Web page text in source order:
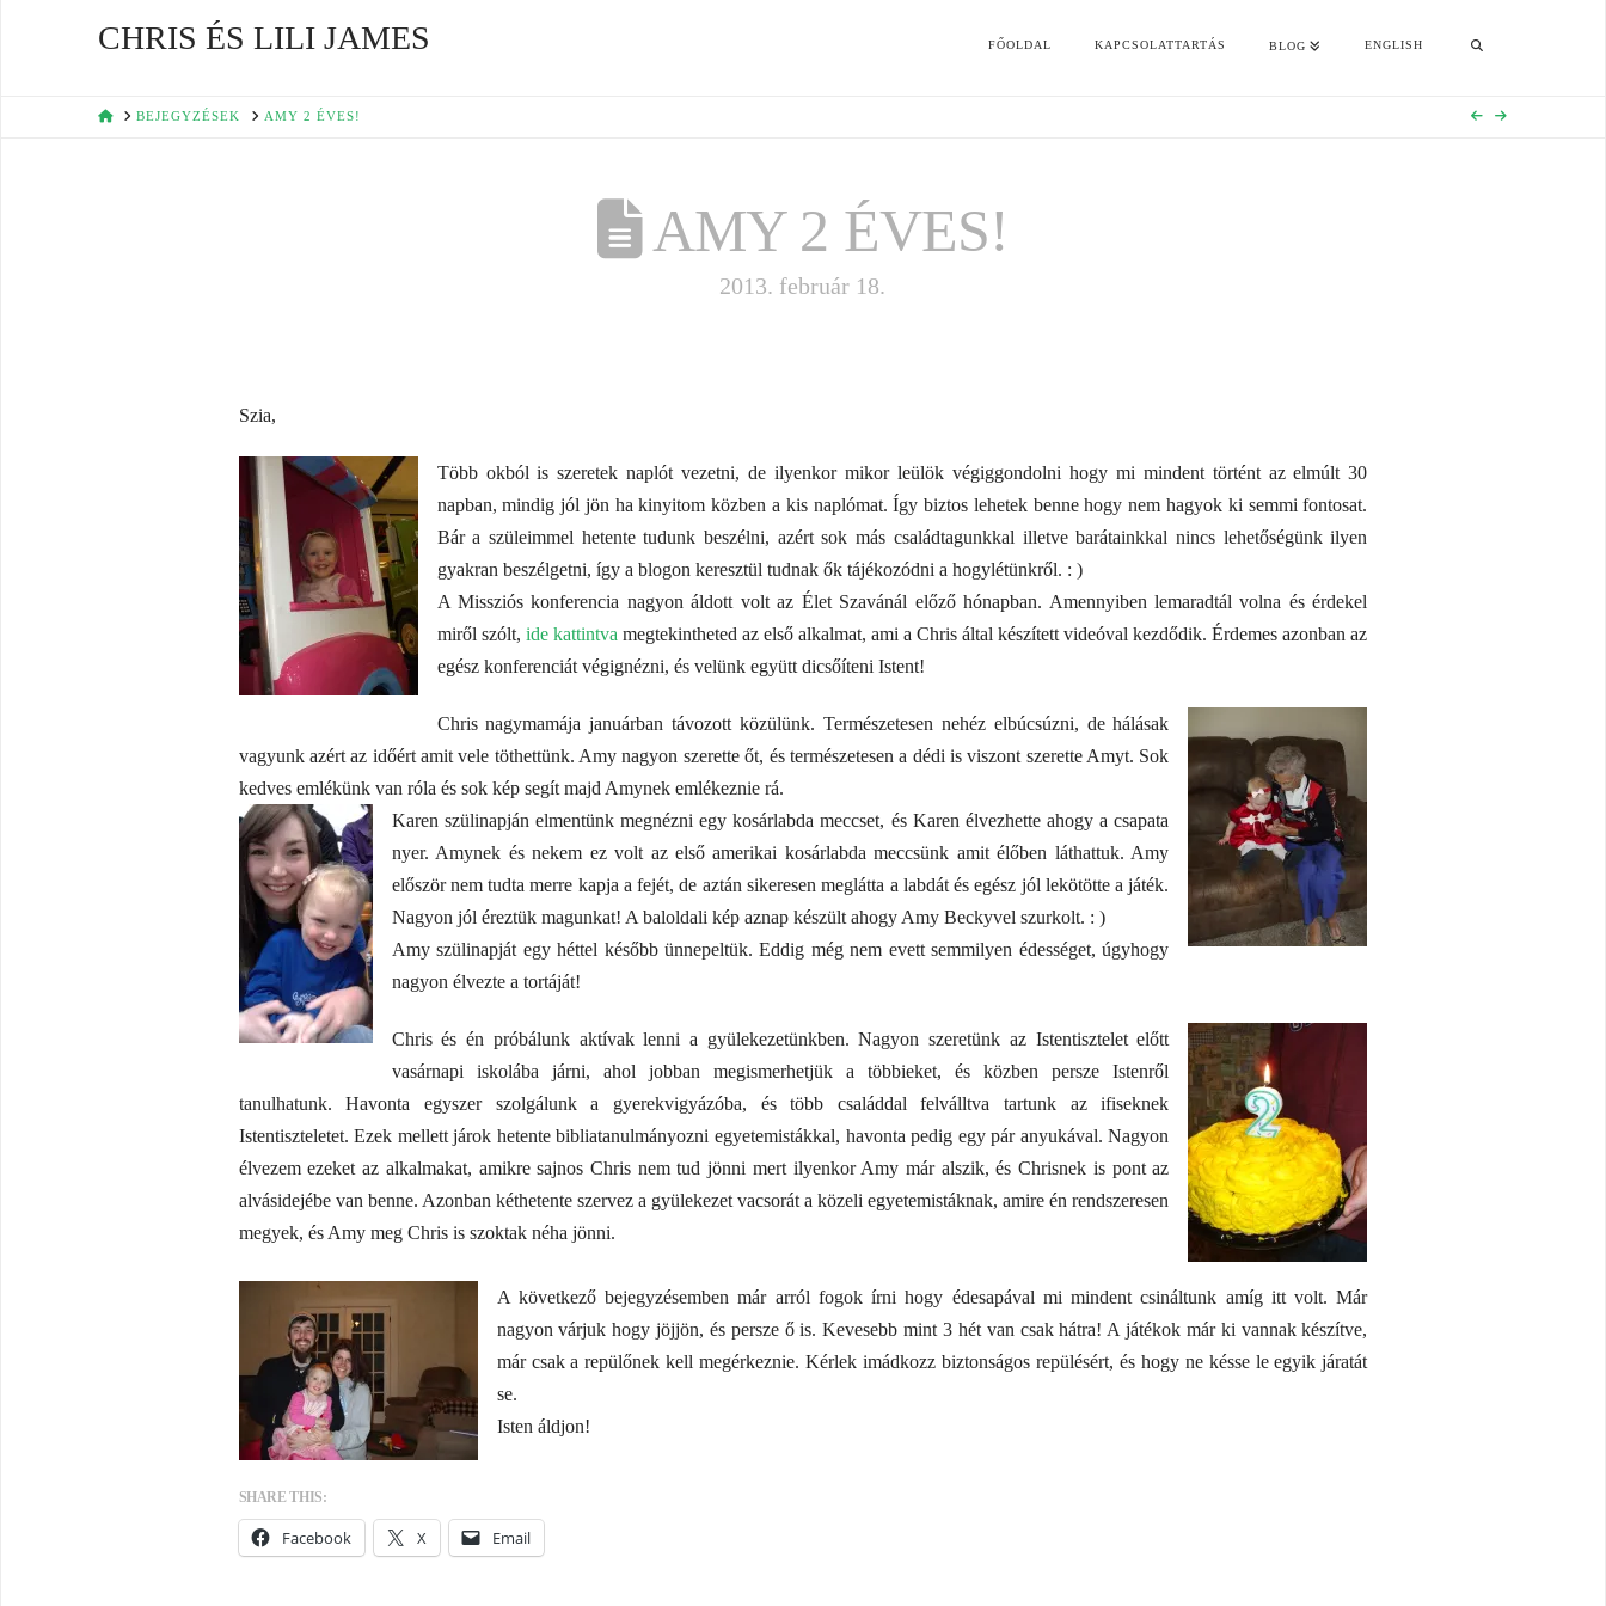
CHRIS ÉS LILI JAMES FŐOLDAL KAPCSOLATTARTÁS BLOG ENGLISH
HOMEBEJEGYZÉSEK AMY 2 ÉVES!
AMY 2 ÉVES!
2013. február 18.
Szia,
Több okból is szeretek naplót vezetni, de ilyenkor mikor leülök végiggondolni hogy mi mindent történt az elmúlt 30
napban, mindig jól jön ha kinyitom közben a kis naplómat. Így biztos lehetek benne hogy nem hagyok ki semmi fontosat.
Bár a szüleimmel hetente tudunk beszélni, azért sok más családtagunkkal illetve barátainkkal nincs lehetőségünk ilyen
gyakran beszélgetni, így a blogon keresztül tudnak ők tájékozódni a hogylétünkről. : )
A Missziós konferencia nagyon áldott volt az Élet Szavánál előző hónapban. Amennyiben lemaradtál volna és érdekel
miről szólt, ide kattintva megtekintheted az első alkalmat, ami a Chris által készített videóval kezdődik. Érdemes azonban az
egész konferenciát végignézni, és velünk együtt dicsőíteni Istent!
Chris nagymamája januárban távozott közülünk. Természetesen nehéz elbúcsúzni, de hálásak
vagyunk azért az időért amit vele töthettünk. Amy nagyon szerette őt, és természetesen a dédi is viszont szerette Amyt. Sok
kedves emlékünk van róla és sok kép segít majd Amynek emlékeznie rá.
Karen szülinapján elmentünk megnézni egy kosárlabda meccset, és Karen élvezhette ahogy a csapata
nyer. Amynek és nekem ez volt az első amerikai kosárlabda meccsünk amit élőben láthattuk. Amy
először nem tudta merre kapja a fejét, de aztán sikeresen meglátta a labdát és egész jól lekötötte a játék.
Nagyon jól éreztük magunkat! A baloldali kép aznap készült ahogy Amy Beckyvel szurkolt. : )
Amy szülinapját egy héttel később ünnepeltük. Eddig még nem evett semmilyen édességet, úgyhogy
nagyon élvezte a tortáját!
Chris és én próbálunk aktívak lenni a gyülekezetünkben. Nagyon szeretünk az Istentisztelet előtt
vasárnapi iskolába járni, ahol jobban megismerhetjük a többieket, és közben persze Istenről
tanulhatunk. Havonta egyszer szolgálunk a gyerekvigyázóba, és több családdal felválltva tartunk az ifiseknek
Istentiszteletet. Ezek mellett járok hetente bibliatanulmányozni egyetemistákkal, havonta pedig egy pár anyukával. Nagyon
élvezem ezeket az alkalmakat, amikre sajnos Chris nem tud jönni mert ilyenkor Amy már alszik, és Chrisnek is pont az
alvásidejébe van benne. Azonban kéthetente szervez a gyülekezet vacsorát a közeli egyetemistáknak, amire én rendszeresen
megyek, és Amy meg Chris is szoktak néha jönni.
A következő bejegyzésemben már arról fogok írni hogy édesapával mi mindent csináltunk amíg itt volt. Már
nagyon várjuk hogy jöjjön, és persze ő is. Kevesebb mint 3 hét van csak hátra! A játékok már ki vannak készítve,
már csak a repülőnek kell megérkeznie. Kérlek imádkozz biztonságos repülésért, és hogy ne késse le egyik járatát
se.
Isten áldjon!
SHARE THIS:
Facebook X Email